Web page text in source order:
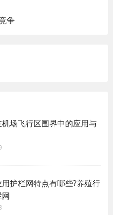
争
场飞行区围界中的应用与
护栏网特点有哪些?养殖行